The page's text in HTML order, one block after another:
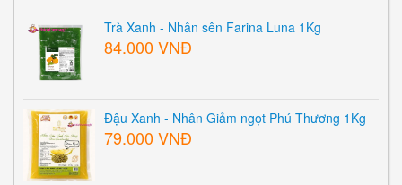
Trà Xanh - Nhân sên Farina Luna 1Kg
84.000 VNĐ
Đậu Xanh - Nhân Giảm ngọt Phú Thương 1Kg
79.000 VNĐ